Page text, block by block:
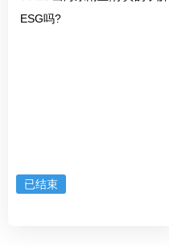
ESG吗?
已结束